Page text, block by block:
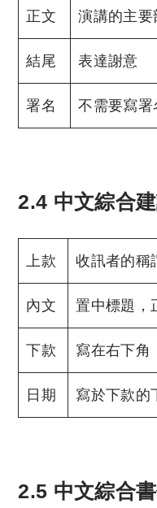
正文 演講的主要
結尾 表達謝意
署名 不需要寫署
2.4 中文綜合
上款 收訊者的稱
內文 置中標題，
下款 寫在右下角
日期 寫於下款的
2.5 中文綜合